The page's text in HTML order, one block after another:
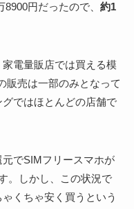
円だったので、 約1
電量販店では買える模
販売は一部のみとなって
ではほとんどの店舗で
でSIMフリースマホが
。しかし、この状況で
くちゃ安く買うという